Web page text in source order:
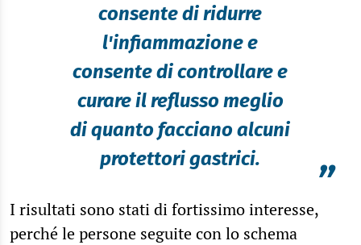
consente di ridurre
l'infiammazione e
consente di controllare e
curare il reflusso meglio
di quanto facciano alcuni
protettori gastrici.
”
I risultati sono stati di fortissimo interesse,
perché le persone seguite con lo schema